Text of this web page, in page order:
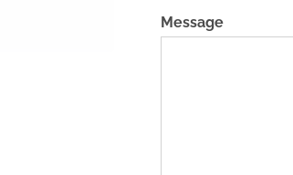
Message